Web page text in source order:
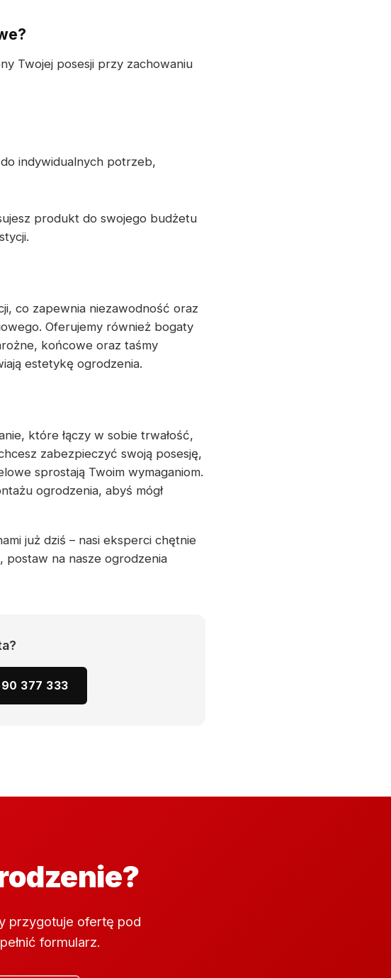
Twojej posesji przy zachowaniu
indywidualnych potrzeb,
produkt do swojego budżetu
co zapewnia niezawodność oraz
Oferujemy również bogaty
końcowe oraz taśmy
estetykę ogrodzenia.
które łączy w sobie trwałość,
zabezpieczyć swoją posesję,
sprostają Twoim wymaganiom.
ogrodzenia, abyś mógł
już dziś – nasi eksperci chętnie
na nasze ogrodzenia
377 333
przygotuje ofertę pod
formularz.